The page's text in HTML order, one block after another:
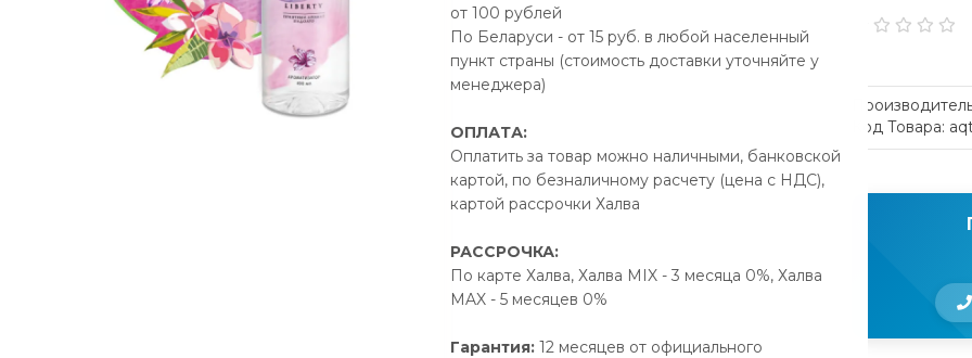
от 100 рублей
По Беларуси - от 15 руб. в любой населенный
пункт страны (стоимость доставки уточняйте у
менеджера)
ОПЛАТА:
Оплатить за товар можно наличными, банковской
картой, по безналичному расчету (цена с НДС),
картой рассрочки Халва
РАССРОЧКА:
По карте Халва, Халва MIX - 3 месяца 0%, Халва
MAX - 5 месяцев 0%
Гарантия: 12 месяцев от официального
Бесплатная доставка по РБ
Код Товара: